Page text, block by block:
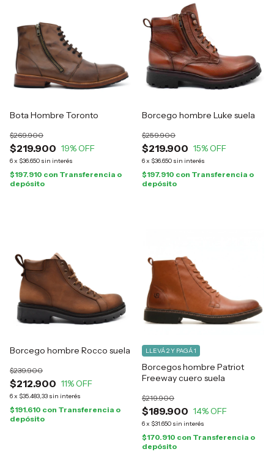
Bota Hombre Toronto
$219.900
$269.900
19% OFF
6x $36.650 sin interés
$197.910 con Transferencia o
depósito
Borcego hombre Luke suela
$219.900
$259.900
15% OFF
6x $36.650 sin interés
$197.910 con Transferencia o
depósito
Borcego hombre Rocco suela
$212.900
$239.900
11% OFF
6x $35.483,33 sin interés
$191.610 con Transferencia o
depósito
Borcegos hombre Patriot
Freeway cuero suela
$189.900
$219.900
14% OFF
6x $31.650 sin interés
LLEVÁ 2 Y PAGÁ 1
$170.910 con Transferencia o
depósito